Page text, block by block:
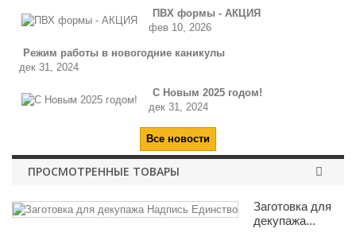
ПВХ формы - АКЦИЯ
фев 10, 2026
Режим работы в новогодние каникулы
дек 31, 2024
С Новым 2025 годом!
дек 31, 2024
Все новости
ПРОСМОТРЕННЫЕ ТОВАРЫ
Заготовка для
декупажа...